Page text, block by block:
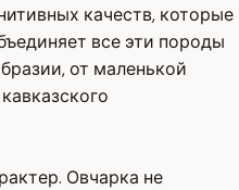
качеств, которые
все эти породы
от маленькой
Овчарка не